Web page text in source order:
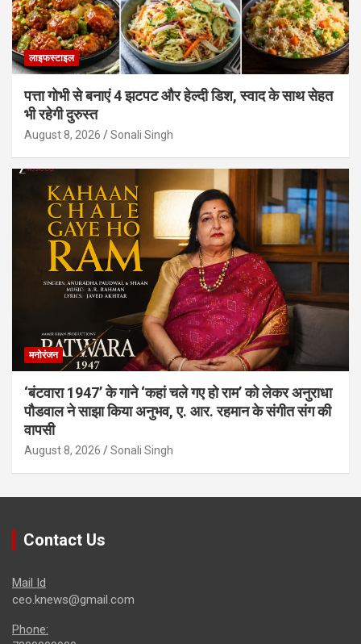
लाइफस्टाइल
पत्ता गोभी से बनाएं 4 झटपट और हेल्दी डिश, स्वाद के साथ सेहत
भी रहेगी दुरुस्त
August 8, 2026 Sonali Singh
मनोरंजन
‘बंटवारा 1947’ के गाने ‘कहां चले गए हो राम’ को लेकर अनुराधा
पौडवाल ने साझा किया अनुभव, ए. आर. रहमान के संगीत संग की
वापसी
August 8, 2026 Sonali Singh
Contact Us
Mail Id
ceo.knews@gmail.com
Phone: